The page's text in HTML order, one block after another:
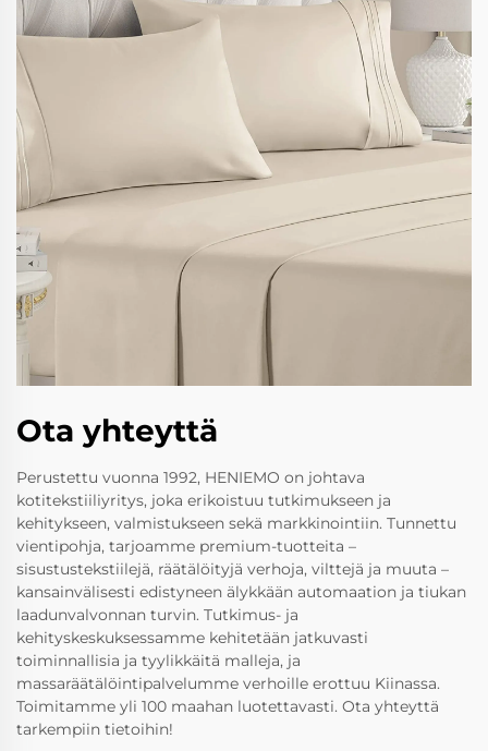
Ota yhteyttä
Perustettu vuonna 1992, HENIEMO on johtava
kotitekstiiliyritys, joka erikoistuu tutkimukseen ja
kehitykseen, valmistukseen sekä markkinointiin. Tunnettu
vientipohja, tarjoamme premium-tuotteita –
sisustustekstiilejä, räätälöityjä verhoja, vilttejä ja muuta –
kansainvälisesti edistyneen älykkään automaation ja tiukan
laadunvalvonnan turvin. Tutkimus- ja
kehityskeskuksessamme kehitetään jatkuvasti
toiminnallisia ja tyylikkäitä malleja, ja
massaräätälöintipalvelumme verhoille erottuu Kiinassa.
Toimitamme yli 100 maahan luotettavasti. Ota yhteyttä
tarkempiin tietoihin!